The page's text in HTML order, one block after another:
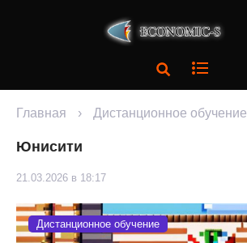
Главная › Дистанционное обучение
Юнисити
21.03.2026 в 18:17
Дистанционное обучение